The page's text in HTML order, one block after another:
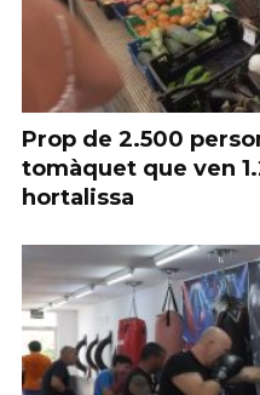
Prop de 2.500
tomàquet que ven
hortalissa